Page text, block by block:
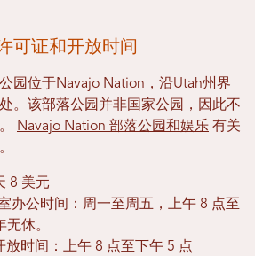
可证和开放时间
园位于Navajo Nation，沿Utah州界
。该部落公园并非国家公园，因此不
Navajo Nation 部落公园和娱乐 有关
8 美元
办公时间：周一至周五，上午 8 点至
无休。
放时间：上午 8 点至下午 5 点